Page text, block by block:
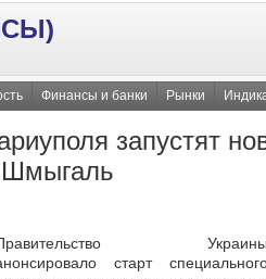
Финансы и банки Рынки
запустят
Украины
старт